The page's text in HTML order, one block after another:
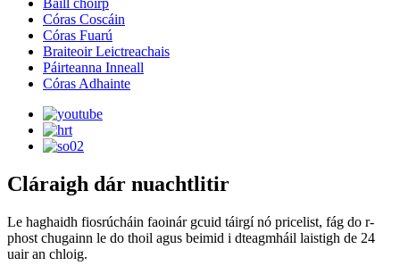
Baill choirp
Córas Coscáin
Córas Fuarú
Braiteoir Leictreachais
Páirteanna Inneall
Córas Adhainte
Cláraigh dár nuachtlitir
Le haghaidh fiosrúcháin faoinár gcuid táirgí nó pricelist, fág do r-
phost chugainn le do thoil agus beimid i dteagmháil laistigh de 24
uair an chloig.